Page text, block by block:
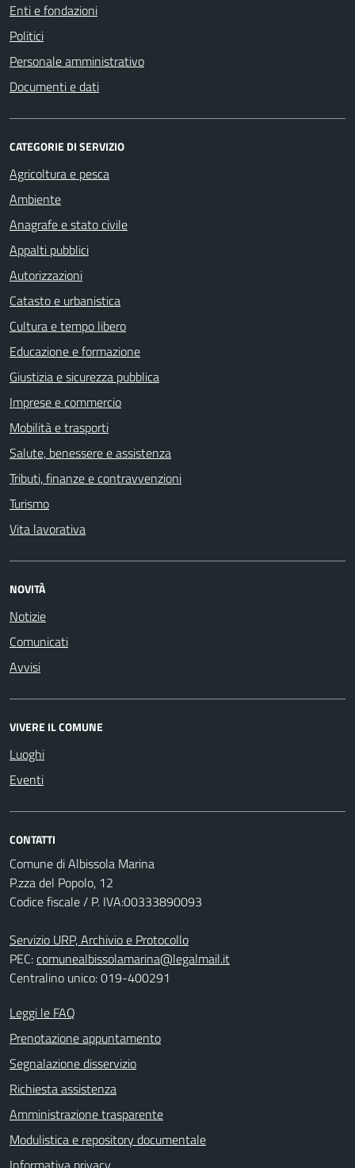
Enti e fondazioni
Politici
Personale amministrativo
Documenti e dati
CATEGORIE DI SERVIZIO
Agricoltura e pesca
Ambiente
Anagrafe e stato civile
Appalti pubblici
Autorizzazioni
Catasto e urbanistica
Cultura e tempo libero
Educazione e formazione
Giustizia e sicurezza pubblica
Imprese e commercio
Mobilità e trasporti
Salute, benessere e assistenza
Tributi, finanze e contravvenzioni
Turismo
Vita lavorativa
NOVITÀ
Notizie
Comunicati
Avvisi
VIVERE IL COMUNE
Luoghi
Eventi
CONTATTI
Comune di Albissola Marina
P.zza del Popolo, 12
Codice fiscale / P. IVA:00333890093
Servizio URP, Archivio e Protocollo
PEC:comunealbissolamarina@legalmail.it
Centralino unico: 019-400291
Leggi le FAQ
Prenotazione appuntamento
Segnalazione disservizio
Richiesta assistenza
Amministrazione trasparente
Modulistica e repository documentale